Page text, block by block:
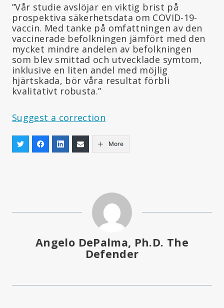
”Vår studie avslöjar en viktig brist på
prospektiva säkerhetsdata om COVID-19-
vaccin. Med tanke på omfattningen av den
vaccinerade befolkningen jämfört med den
mycket mindre andelen av befolkningen
som blev smittad och utvecklade symtom,
inklusive en liten andel med möjlig
hjärtskada, bör våra resultat förbli
kvalitativt robusta.”
Suggest a correction
More
Angelo DePalma, Ph.D. The
Defender